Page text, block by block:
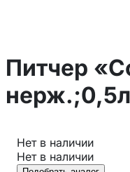
Питчер
Нет в наличии
Нет в наличии